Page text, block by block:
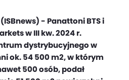
- Panattoni BTS i
w III kw. 2024 r.
dystrybucyjnego w
ok. 54 500 m2, w którym
500 osób, podał